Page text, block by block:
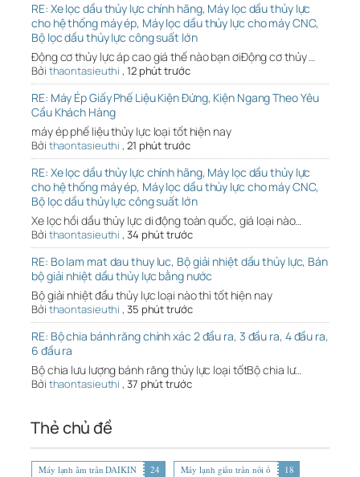
RE: Xe lọc dầu thủy lực chính hãng, Máy lọc dầu thủy lực
cho hệ thống máy ép, Máy lọc dầu thủy lực cho máy CNC,
Bộ lọc dầu thủy lực công suất lớn
Động cơ thủy lực áp cao giá thế nào bạn ơiĐộng cơ thủy …
Bởi thaontasieuthi , 12 phút trước
RE: Máy Ép Giấy Phế Liệu Kiện Đứng, Kiện Ngang Theo Yêu
Cầu Khách Hàng
máy ép phế liệu thủy lực loại tốt hiện nay
Bởi thaontasieuthi , 21 phút trước
RE: Xe lọc dầu thủy lực chính hãng, Máy lọc dầu thủy lực
cho hệ thống máy ép, Máy lọc dầu thủy lực cho máy CNC,
Bộ lọc dầu thủy lực công suất lớn
Xe lọc hồi dầu thủy lực di động toàn quốc, giá loại nào…
Bởi thaontasieuthi , 34 phút trước
RE: Bo lam mat dau thuy luc, Bộ giải nhiệt dầu thủy lực, Bán
bộ giải nhiệt dầu thủy lực bằng nước
Bộ giải nhiệt đầu thủy lực loại nào thì tốt hiện nay
Bởi thaontasieuthi , 35 phút trước
RE: Bộ chia bánh răng chính xác 2 đầu ra, 3 đầu ra, 4 đầu ra,
6 đầu ra
Bộ chia lưu lượng bánh răng thủy lực loại tốtBộ chia lư…
Bởi thaontasieuthi , 37 phút trước
Thẻ chủ đề
Máy lạnh âm trần DAIKIN 24 Máy lạnh giấu trần nối ố
18